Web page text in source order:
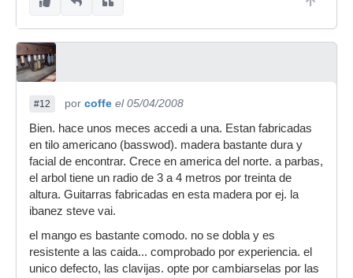
#12 por coffe el 05/04/2008
Bien. hace unos meces accedi a una. Estan fabricadas
en tilo americano (basswod). madera bastante dura y
facial de encontrar. Crece en america del norte. a parbas,
el arbol tiene un radio de 3 a 4 metros por treinta de
altura. Guitarras fabricadas en esta madera por ej. la
ibanez steve vai.
el mango es bastante comodo. no se dobla y es
resistente a las caida... comprobado por experiencia. el
unico defecto, las clavijas. opte por cambiarselas por las